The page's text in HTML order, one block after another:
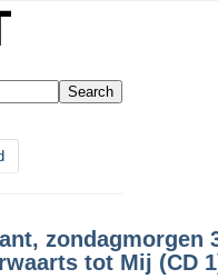
zondagmorgen
tot Mij (CD